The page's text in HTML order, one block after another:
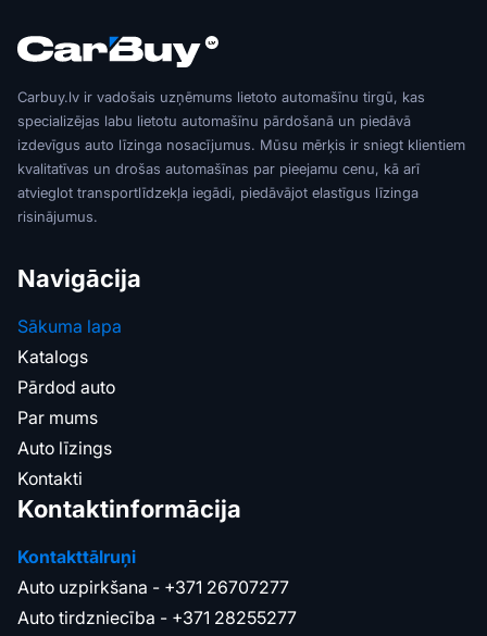
Carbuy.lv ir vadošais uzņēmums lietoto automašīnu tirgū, kas
specializējas labu lietotu automašīnu pārdošanā un piedāvā
izdevīgus auto līzinga nosacījumus. Mūsu mērķis ir sniegt klientiem
kvalitatīvas un drošas automašīnas par pieejamu cenu, kā arī
atvieglot transportlīdzekļa iegādi, piedāvājot elastīgus līzinga
risinājumus.
Navigācija
Sākuma lapa
Katalogs
Pārdod auto
Par mums
Auto līzings
Kontakti
Kontaktinformācija
Kontakttālruņi
Auto uzpirkšana - +371 26707277
Auto tirdzniecība - +371 28255277